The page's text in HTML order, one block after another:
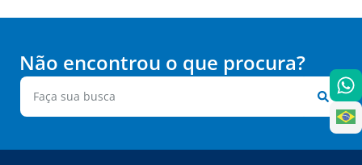
Não encontrou o que procura?